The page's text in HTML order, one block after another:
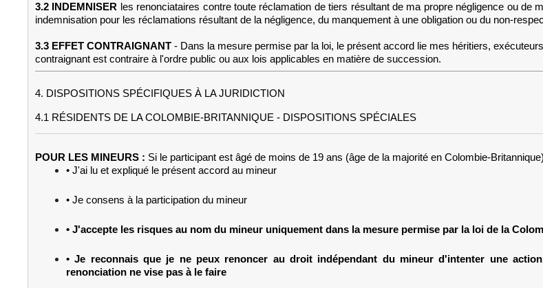
3.2 INDEMNISER les renonciataires contre toute réclamation de tiers résultant de ma propre négligence ou
indemnisation pour les réclamations résultant de la négligence, du manquement à une obligation ou du non-
3.3 EFFET CONTRAIGNANT - Dans la mesure permise par la loi, le présent accord lie mes héritiers,
contraignant est contraire à l'ordre public ou aux lois applicables en matière de succession.
4. DISPOSITIONS SPÉCIFIQUES À LA JURIDICTION
4.1 RÉSIDENTS DE LA COLOMBIE-BRITANNIQUE - DISPOSITIONS SPÉCIALES
POUR LES MINEURS : Si le participant est âgé de moins de 19 ans (âge de la majorité en Colombie-
• J'ai lu et expliqué le présent accord au mineur
• Je consens à la participation du mineur
• J'accepte les risques au nom du mineur uniquement dans la mesure permise par la loi de la
• Je reconnais que je ne peux renoncer au droit indépendant du mineur d'intenter une
renonciation ne vise pas à le faire